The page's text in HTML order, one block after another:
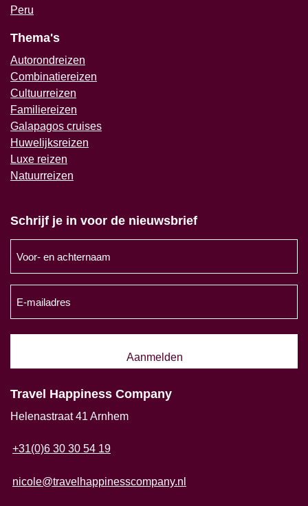
Peru
Thema's
Autorondreizen
Combinatiereizen
Cultuurreizen
Familiereizen
Galapagos cruises
Huwelijksreizen
Luxe reizen
Natuurreizen
Schrijf je in voor de nieuwsbrief
en
(Vereist)
mailadres
Travel Happiness Company
Helenastraat 41 Arnhem
+31(0)6 30 30 54 19
nicole@travelhappinesscompany.nl